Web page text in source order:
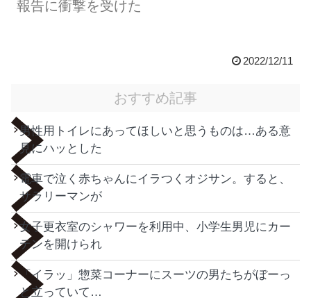
報告に衝撃を受けた
2022/12/11
おすすめ記事
男性用トイレにあってほしいと思うものは…ある意
見にハッとした
電車で泣く赤ちゃんにイラつくオジサン。すると、
サラリーマンが
女子更衣室のシャワーを利用中、小学生男児にカー
テンを開けられ
「イラッ」惣菜コーナーにスーツの男たちがぼーっ
と立っていて…